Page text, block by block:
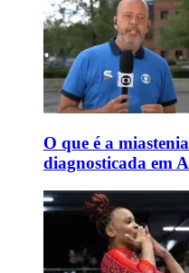
O que é a
diagnosticada em